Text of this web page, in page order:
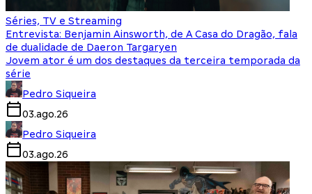
Séries, TV e Streaming
Entrevista: Benjamin Ainsworth, de A Casa do Dragão, fala
de dualidade de Daeron Targaryen
Jovem ator é um dos destaques da terceira temporada da
série
Pedro Siqueira
03.ago.26
Pedro Siqueira
03.ago.26